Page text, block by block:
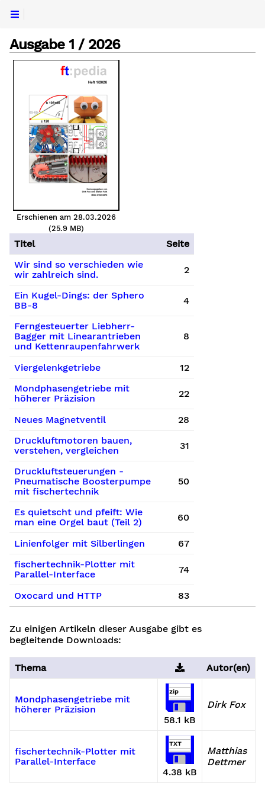
Ausgabe 1 / 2026
Erschienen am 28.03.2026
(25.9 MB)
Titel
Seite
Wir sind so verschieden wie
wir zahlreich sind.
2
Ein Kugel-Dings: der Sphero
BB-8
4
Ferngesteuerter Liebherr-
Bagger mit Linearantrieben
und Kettenraupenfahrwerk
8
Viergelenkgetriebe
12
Mondphasengetriebe mit
höherer Präzision
22
Neues Magnetventil
28
Druckluftmotoren bauen,
verstehen, vergleichen
31
Druckluftsteuerungen -
Pneumatische Boosterpumpe
mit fischertechnik
50
Es quietscht und pfeift: Wie
man eine Orgel baut (Teil 2)
60
Linienfolger mit Silberlingen
67
fischertechnik-Plotter mit
Parallel-Interface
74
Oxocard und HTTP 83
Zu einigen Artikeln dieser Ausgabe gibt es
begleitende Downloads:
Thema Autor(en)
Mondphasengetriebe mit
höherer Präzision
zip
58.1 kB
Dirk Fox
fischertechnik-Plotter mit
Parallel-Interface
TXT
4.38 kB
Matthias
Dettmer